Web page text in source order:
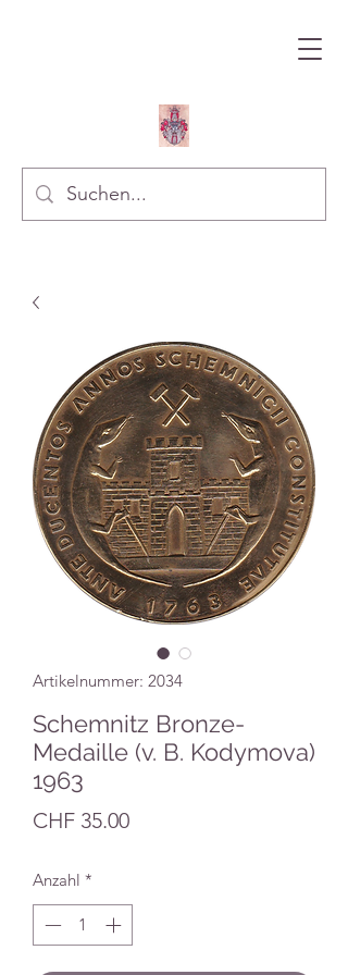
Artikelnummer: 2034
Schemnitz Bronze-
Medaille (v. B. Kodymova)
1963
CHF 35.00Preis
Anzahl *